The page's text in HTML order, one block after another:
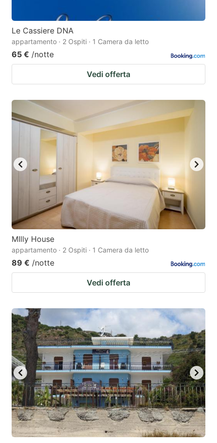
Le Cassiere DNA
appartamento · 2 Ospiti · 1 Camera da letto
65 € /notte
Vedi offerta
MIlly House
appartamento · 2 Ospiti · 1 Camera da letto
89 € /notte
Vedi offerta